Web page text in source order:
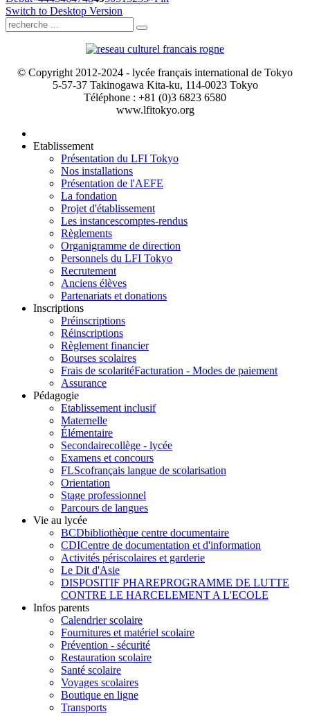
Switch to Desktop Version
© Copyright 2012-2024 - lycée français international de Tokyo
5-57-37 Takinogawa Kita-ku, 114-0023 Tokyo
Téléphone : +81 (0)3 6823 6580
www.lfitokyo.org
Etablissement
Présentation du LFI Tokyo
Nos installations
Présentation de l'AEFE
La fondation
Projet d'établissement
Les instancescomptes-rendus
Règlements
Organigramme de direction
Personnels du LFI Tokyo
Recrutement
Anciens élèves
Partenariats et donations
Inscriptions
Préinscriptions
Réinscriptions
Règlement financier
Bourses scolaires
Frais de scolaritéFacturation - Modes de paiement
Assurance
Pédagogie
Etablissement inclusif
Maternelle
Élémentaire
Secondairecollège - lycée
Examens et concours
FLScofrançais langue de scolarisation
Orientation
Stage professionnel
Parcours de langues
Vie au lycée
BCDbibliothèque centre documentaire
CDICentre de documentation et d'information
Activités périscolaires et garderie
Le Dit d'Asie
DISPOSITIF PHAREPROGRAMME DE LUTTE
CONTRE LE HARCELEMENT A L'ECOLE
Infos parents
Calendrier scolaire
Fournitures et matériel scolaire
Prévention - sécurité
Restauration scolaire
Santé scolaire
Voyages scolaires
Boutique en ligne
Transports